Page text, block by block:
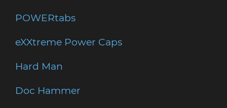
POWERtabs
eXXtreme Power Caps
Hard Man
Doc Hammer